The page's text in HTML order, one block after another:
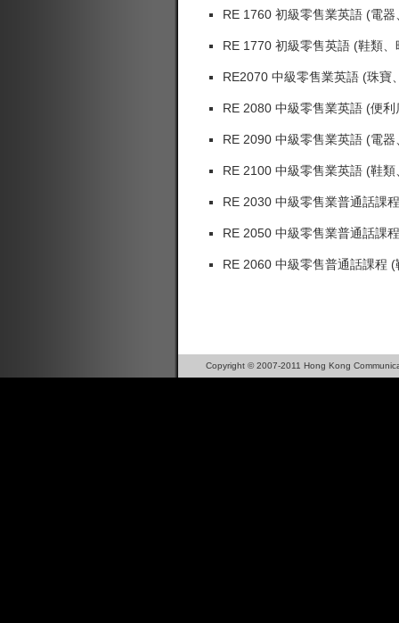
RE 1760 初級零售業英語 (電
RE 1770 初級零售英語 (鞋類
RE2070 中級零售業英語 (珠寶
RE 2080 中級零售業英語 (便
RE 2090 中級零售業英語 (電
RE 2100 中級零售業英語 (鞋
RE 2030 中級零售業普通話課
RE 2050 中級零售業普通話課
RE 2060 中級零售普通話課程
Copyright © 2007-2011 Hong Kong